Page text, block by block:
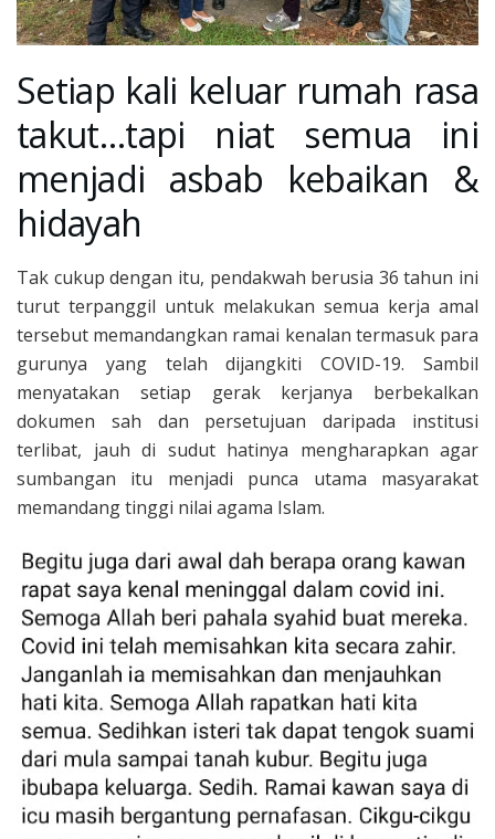
Setiap kali keluar rumah rasa
takut…tapi niat semua ini
menjadi asbab kebaikan &
hidayah
Tak cukup dengan itu, pendakwah berusia 36 tahun ini
turut terpanggil untuk melakukan semua kerja amal
tersebut memandangkan ramai kenalan termasuk para
gurunya yang telah dijangkiti COVID-19. Sambil
menyatakan setiap gerak kerjanya berbekalkan
dokumen sah dan persetujuan daripada institusi
terlibat, jauh di sudut hatinya mengharapkan agar
sumbangan itu menjadi punca utama masyarakat
memandang tinggi nilai agama Islam.